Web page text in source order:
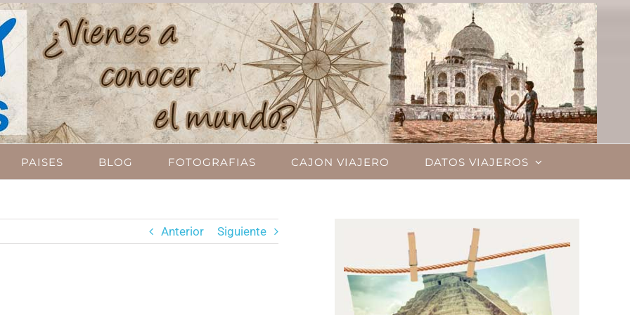
PAISES BLOG FOTOGRAFIAS CAJON VIAJERO DATOS VIAJEROS
Anterior Siguiente